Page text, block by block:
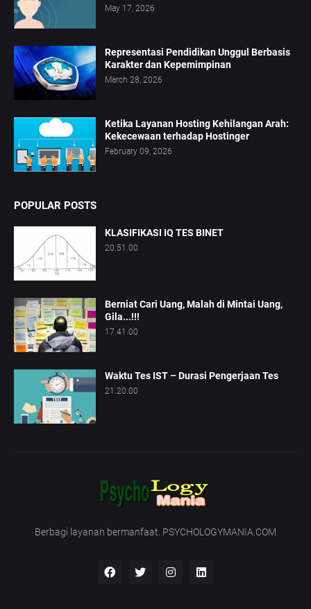
May 17, 2026
Representasi Pendidikan Unggul Berbasis
Karakter dan Kepemimpinan
March 28, 2026
Ketika Layanan Hosting Kehilangan Arah:
Kekecewaan terhadap Hostinger
February 09, 2026
POPULAR POSTS
KLASIFIKASI IQ TES BINET
20.51.00
Berniat Cari Uang, Malah di Mintai Uang,
Gila...!!!
17.41.00
Waktu Tes IST – Durasi Pengerjaan Tes
21.20.00
Berbagi layanan bermanfaat. PSYCHOLOGYMANIA.COM